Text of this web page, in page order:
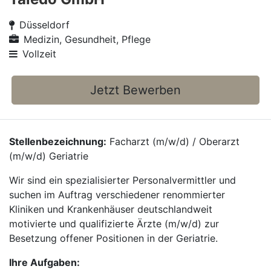
Düsseldorf
Medizin, Gesundheit, Pflege
Vollzeit
Jetzt Bewerben
Stellenbezeichnung: Facharzt (m/w/d) / Oberarzt
(m/w/d) Geriatrie
Wir sind ein spezialisierter Personalvermittler und
suchen im Auftrag verschiedener renommierter
Kliniken und Krankenhäuser deutschlandweit
motivierte und qualifizierte Ärzte (m/w/d) zur
Besetzung offener Positionen in der Geriatrie.
Ihre Aufgaben: